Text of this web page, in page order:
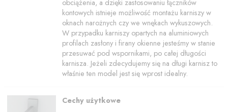
obciążenia, a dzięki zastosowaniu łączników
kontowych istnieje możliwość montażu karniszy w
oknach narożnych czy we wnękach wykuszowych.
W przypadku karniszy opartych na aluminiowych
profilach zasłony i firany okienne jesteśmy w stanie
przesuwać pod wspornikami, po całej długości
karnisza. Jeżeli zdecydujemy się na długi karnisz to
właśnie ten model jest się wprost idealny.
Cechy użytkowe